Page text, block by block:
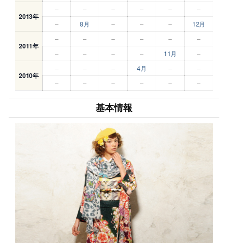
2013年
– – – – –
–
–
8月 – – – 12月
2011年
– – – – –
–
–
– – – 11月 –
2010年
– – – 4月 –
–
–
– – – – –
基本情報